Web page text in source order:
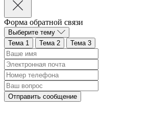
Форма обратной связи
Выберите тему
Тема 1
Тема 2 Тема 3
Отправить сообщение